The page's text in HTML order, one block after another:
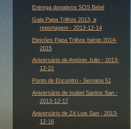
Entrega donativos SOS Bebé
Gala Papa Trilhos 2013, a
reportagem - 2013-12-14
Eleições Papa Trilhos biénio 2014-
2015
Aniversário de António Julio - 2013-
12-22
Ponto de Encontro - Semana 51
Aniversário de Isabel Santos San -
2013-12-17
Aniversário de Zé Luis San - 2013-
12-16